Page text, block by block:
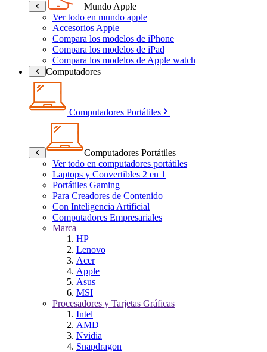
Mundo Apple
Ver todo en mundo apple
Accesorios Apple
Compara los modelos de iPhone
Compara los modelos de iPad
Compara los modelos de Apple watch
Computadores
Computadores Portátiles
Computadores Portátiles
Ver todo en computadores portátiles
Laptops y Convertibles 2 en 1
Portátiles Gaming
Para Creadores de Contenido
Con Inteligencia Artificial
Computadores Empresariales
Marca
HP
Lenovo
Acer
Apple
Asus
MSI
Procesadores y Tarjetas Gráficas
Intel
AMD
Nvidia
Snapdragon